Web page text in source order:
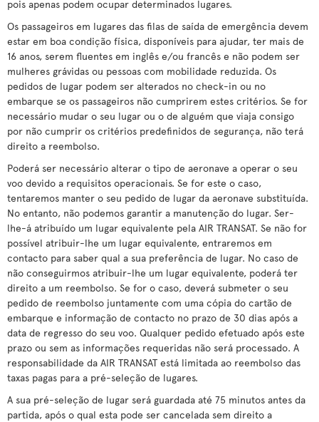
pois apenas podem ocupar determinados lugares.
Os passageiros em lugares das filas de saída de emergência devem
estar em boa condição física, disponíveis para ajudar, ter mais de
16 anos, serem fluentes em inglês e/ou francês e não podem ser
mulheres grávidas ou pessoas com mobilidade reduzida. Os
pedidos de lugar podem ser alterados no check-in ou no
embarque se os passageiros não cumprirem estes critérios. Se for
necessário mudar o seu lugar ou o de alguém que viaja consigo
por não cumprir os critérios predefinidos de segurança, não terá
direito a reembolso.
Poderá ser necessário alterar o tipo de aeronave a operar o seu
voo devido a requisitos operacionais. Se for este o caso,
tentaremos manter o seu pedido de lugar da aeronave substituída.
No entanto, não podemos garantir a manutenção do lugar. Ser-
lhe-á atribuído um lugar equivalente pela AIR TRANSAT. Se não for
possível atribuir-lhe um lugar equivalente, entraremos em
contacto para saber qual a sua preferência de lugar. No caso de
não conseguirmos atribuir-lhe um lugar equivalente, poderá ter
direito a um reembolso. Se for o caso, deverá submeter o seu
pedido de reembolso juntamente com uma cópia do cartão de
embarque e informação de contacto no prazo de 30 dias após a
data de regresso do seu voo. Qualquer pedido efetuado após este
prazo ou sem as informações requeridas não será processado. A
responsabilidade da AIR TRANSAT está limitada ao reembolso das
taxas pagas para a pré-seleção de lugares.
A sua pré-seleção de lugar será guardada até 75 minutos antes da
partida, após o qual esta pode ser cancelada sem direito a